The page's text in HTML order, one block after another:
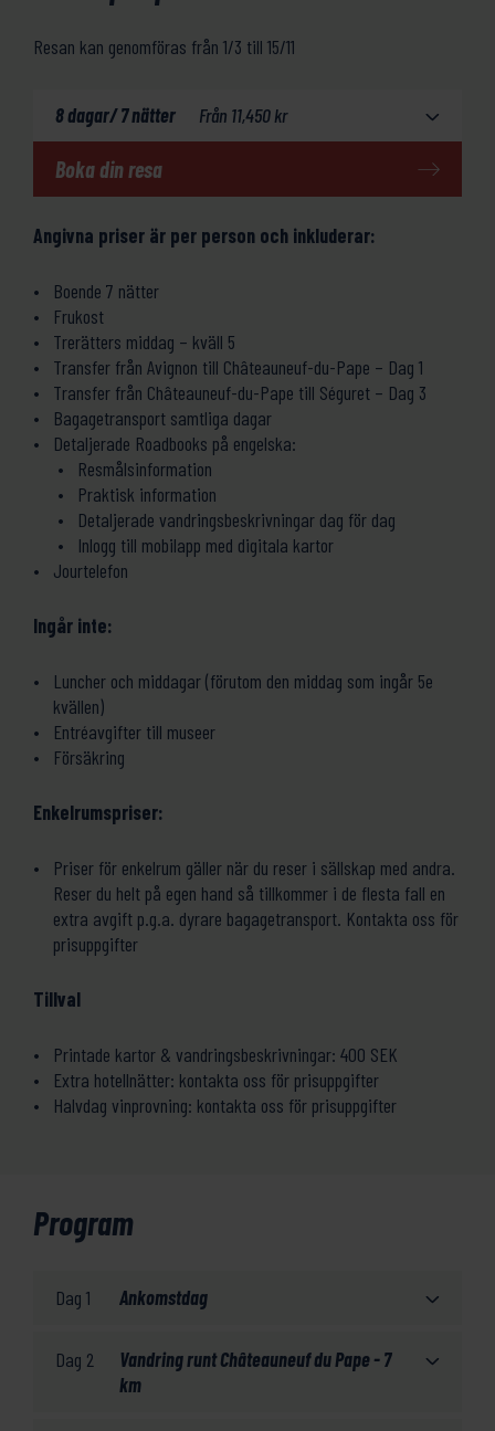
Resan kan genomföras från 1/3 till 15/11
8 dagar/ 7 nätter Från 11,450kr
Boka din resa
Angivna priser är per person och inkluderar:
Boende 7 nätter
Frukost
Trerätters middag – kväll 5
Transfer från Avignon till Châteauneuf-du-Pape – Dag 1
Transfer från Châteauneuf-du-Pape till Séguret – Dag 3
Bagagetransport samtliga dagar
Detaljerade Roadbooks på engelska:
Resmålsinformation
Praktisk information
Detaljerade vandringsbeskrivningar dag för dag
Inlogg till mobilapp med digitala kartor
Jourtelefon
Ingår inte:
Luncher och middagar (förutom den middag som ingår 5e
kvällen)
Entréavgifter till museer
Försäkring
Enkelrumspriser:
Priser för enkelrum gäller när du reser i sällskap med andra.
Reser du helt på egen hand så tillkommer i de flesta fall en
extra avgift p.g.a. dyrare bagagetransport. Kontakta oss för
prisuppgifter
Tillval
Printade kartor & vandringsbeskrivningar: 400 SEK
Extra hotellnätter: kontakta oss för prisuppgifter
Halvdag vinprovning: kontakta oss för prisuppgifter
Program
Dag 1 Ankomstdag
Dag 2
Vandring runt Châteauneuf du Pape - 7
km